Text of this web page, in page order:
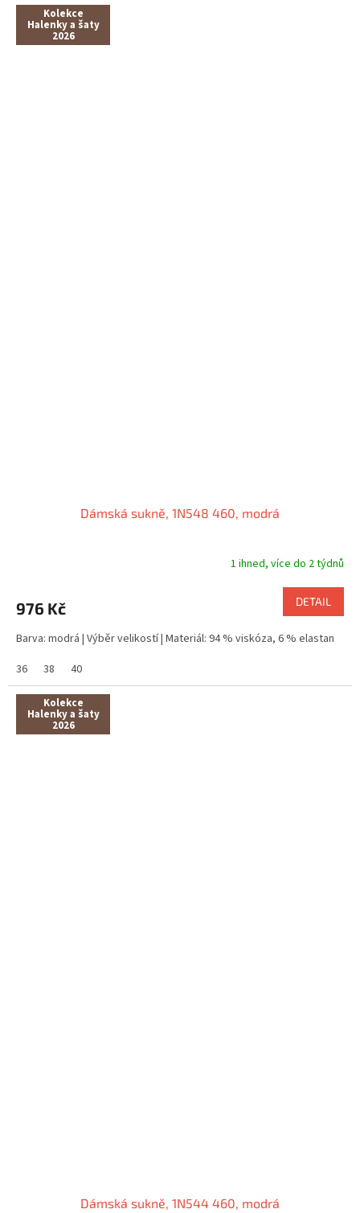
Kolekce
Halenky a šaty
2026
Dámská sukně, 1N548 460, modrá
1 ihned, více do 2 týdnů
976 Kč DETAIL
Barva: modrá | Výběr velikostí | Materiál: 94 % viskóza, 6 % elastan
36
38 40
Kolekce
Halenky a šaty
2026
Dámská sukně, 1N544 460, modrá